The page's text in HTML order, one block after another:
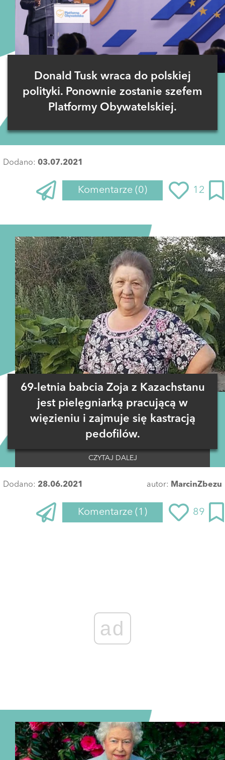
Donald Tusk wraca do polskiej
polityki. Ponownie zostanie szefem
Platformy Obywatelskiej.
Dodano: 03.07.2021
Komentarze (0) 12
69-letnia babcia Zoja z Kazachstanu
jest pielęgniarką pracującą w
więzieniu i zajmuje się kastracją
pedofilów.
CZYTAJ DALEJ
Dodano: 28.06.2021 autor: MarcinZbezu
Komentarze (1) 89
ad